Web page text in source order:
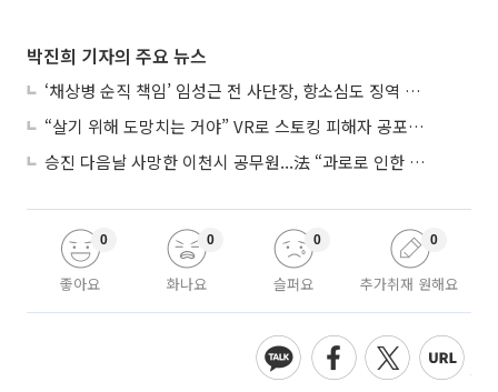
박진희 기자의 주요 뉴스
‘채상병 순직 책임’ 임성근 전 사단장, 항소심도 징역 3년
“살기 위해 도망치는 거야” VR로 스토킹 피해자 공포 마주한 수형자들
승진 다음날 사망한 이천시 공무원...法 “과로로 인한 순직”
좋아요
0
화나요
0
슬퍼요
0
추가취재 원해요
0